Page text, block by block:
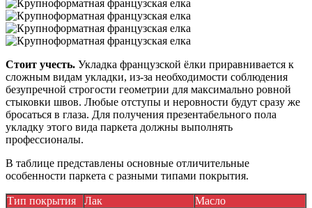
Стоит учесть. Укладка французской ёлки приравнивается к
сложным видам укладки, из-за необходимости соблюдения
безупречной строгости геометрии для максимально ровной
стыковки швов. Любые отступы и неровности будут сразу же
бросаться в глаза. Для получения презентабельного пола
укладку этого вида паркета должны выполнять
профессионалы.
В таблице представлены основные отличительные
особенности паркета с разными типами покрытия.
Тип покрытия Лак Масло